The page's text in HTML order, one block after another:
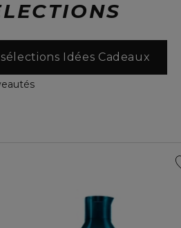
sélections Idées Cadeaux